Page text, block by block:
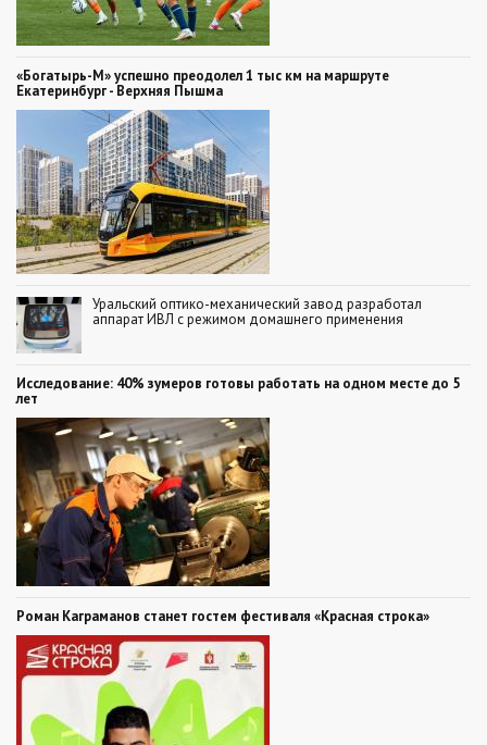
«Богатырь-М» успешно преодолел 1 тыс км на маршруте
Екатеринбург - Верхняя Пышма
Уральский оптико-механический завод разработал
аппарат ИВЛ с режимом домашнего применения
Исследование: 40% зумеров готовы работать на одном месте до 5
лет
Роман Каграманов станет гостем фестиваля «Красная строка»